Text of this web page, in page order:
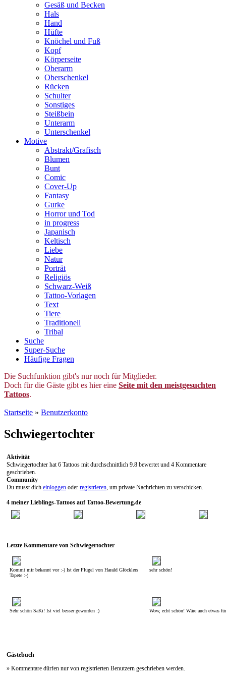
Gesäß und Becken
Hals
Hand
Hüfte
Knöchel und Fuß
Kopf
Körperseite
Oberarm
Oberschenkel
Rücken
Schulter
Sonstiges
Steißbein
Unterarm
Unterschenkel
Motive
Abstrakt/Grafisch
Blumen
Bunt
Comic
Cover-Up
Fantasy
Gurke
Horror und Tod
in progress
Japanisch
Keltisch
Liebe
Natur
Porträt
Religiös
Schwarz-Weiß
Tattoo-Vorlagen
Text
Tiere
Traditionell
Tribal
Suche
Super-Suche
Häufige Fragen
Die Suchfunktion gibt's nur noch für Mitglieder.
Doch für die Gäste gibt es hier eine Seite mit den meistgesuchten
Tattoos.
Startseite » Benutzerkonto
Schwiegertochter
Aktivität
Schwiegertochter hat 6 Tattoos mit durchschnittlich 9.8 bewertet und 4 Kommentare
geschrieben.
Community
Du musst dich einloggen oder registrieren , um private Nachrichten zu verschicken.
4 meiner Lieblings-Tattoos auf Tattoo-Bewertung.de
Letzte Kommentare von Schwiegertochter
Kommt mir bekannt vor :-) Ist der Flügel von Harald Glöcklers
Tapete :-)
sehr schön!
Sehr schön SaKi! Ist viel besser geworden :) Wow, echt schön! Wäre auch etwas
Gästebuch
» Kommentare dürfen nur von registrierten Benutzern geschrieben werden.